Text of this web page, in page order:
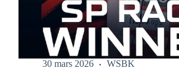
CIRCUIT
BUGATTI
LE
MANS
30 mars 2026 WSBK